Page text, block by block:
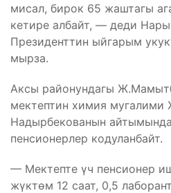
мисал, бирок 65 жаштагы
кетире албайт, — деди
Президенттин ыйгарым
мырза.
Аксы районундагы
мектептин химия мугалими
Надырбекованын
пенсионерлер кодуланбайт.
— Мектепте үч пенсионер
жүктөм 12 саат, 0,5